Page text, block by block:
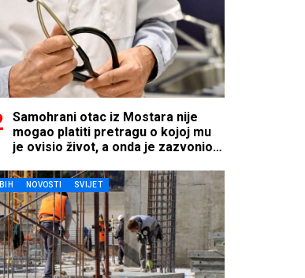
Samohrani otac iz Mostara nije
mogao platiti pretragu o kojoj mu
je ovisio život, a onda je zazvonio
BIH NOVOSTI SVIJET